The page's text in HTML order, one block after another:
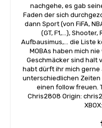
nachgehe, es gab
Faden der sich
dann Sport (von FiFA,
(GT, F1,...), Shooter,
Aufbausimus,... die Liste
MOBAs haben mich
Geschmäcker sind halt
habt dürft ihr mich gerne
unterschiedlichen
einen follow freuen.
Chris2808 Origin: